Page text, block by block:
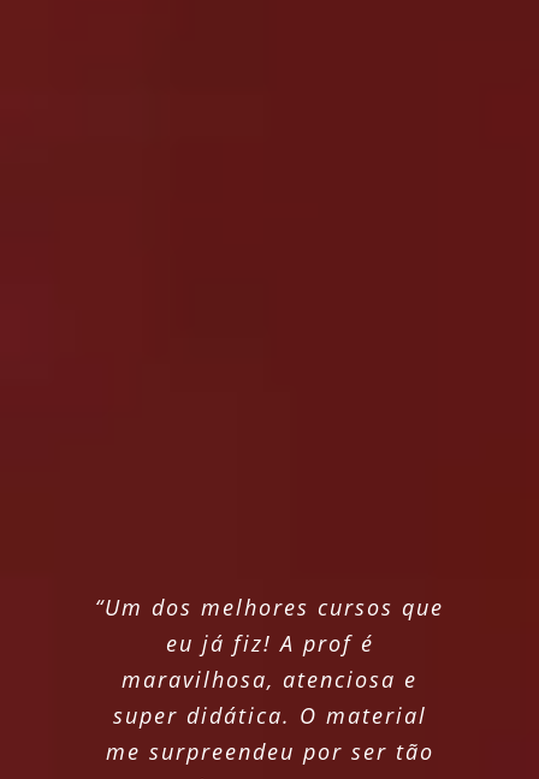
“Um dos melhores cursos que
eu já fiz! A prof é
maravilhosa, atenciosa e
super didática. O material
me surpreendeu por ser tão